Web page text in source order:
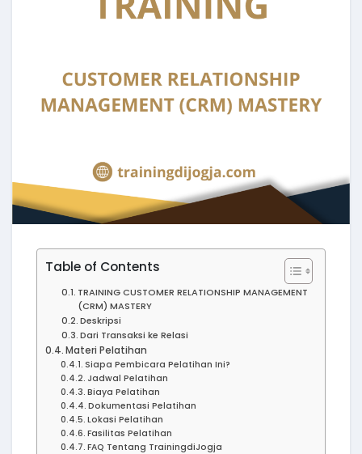
Table of Contents
TRAINING CUSTOMER RELATIONSHIP MANAGEMENT
(CRM) MASTERY
Deskripsi
Dari Transaksi ke Relasi
Materi Pelatihan
Siapa Pembicara Pelatihan Ini?
Jadwal Pelatihan
Biaya Pelatihan
Dokumentasi Pelatihan
Lokasi Pelatihan
Fasilitas Pelatihan
FAQ Tentang TrainingdiJogja